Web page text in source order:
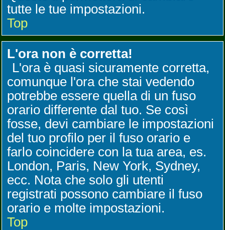
tutte le tue impostazioni.
Top
L'ora non è corretta!
L'ora è quasi sicuramente corretta,
comunque l'ora che stai vedendo
potrebbe essere quella di un fuso
orario differente dal tuo. Se così
fosse, devi cambiare le impostazioni
del tuo profilo per il fuso orario e
farlo coincidere con la tua area, es.
London, Paris, New York, Sydney,
ecc. Nota che solo gli utenti
registrati possono cambiare il fuso
orario e molte impostazioni.
Top